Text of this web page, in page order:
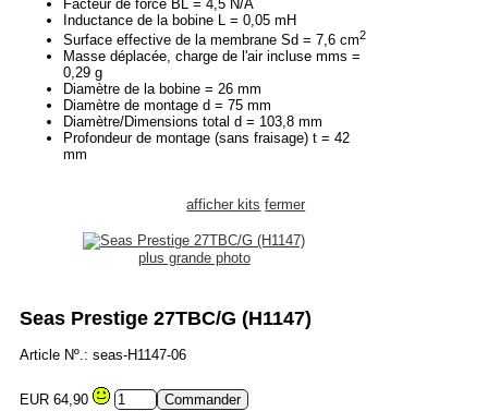
Facteur de force BL = 4,5 N/A
Inductance de la bobine L = 0,05 mH
Surface effective de la membrane Sd = 7,6 cm2
Masse déplacée, charge de l'air incluse mms =
0,29 g
Diamètre de la bobine = 26 mm
Diamètre de montage d = 75 mm
Diamètre/Dimensions total d = 103,8 mm
Profondeur de montage (sans fraisage) t = 42
mm
afficher kits fermer
plus grande photo
Seas Prestige 27TBC/G (H1147)
Article Nº.: seas-H1147-06
EUR 64,90